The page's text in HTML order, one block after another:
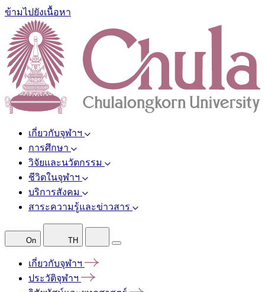
ข้ามไปยังเนื้อหา
เกี่ยวกับจุฬาฯ
การศึกษา
วิจัยและนวัตกรรม
ชีวิตในจุฬาฯ
บริการสังคม
สาระความรู้และข่าวสาร
On TH
เกี่ยวกับจุฬาฯ
ประวัติจุฬาฯ